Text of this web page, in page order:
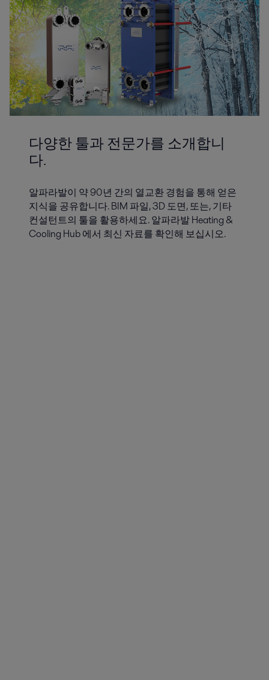
다양한 툴과 전문가를 소개합니
다.
알파라발이 약 90년 간의 열교환 경험을 통해 얻은
지식을 공유합니다. BIM 파일, 3D 도면, 또는, 기타
컨설턴트의 툴을 활용하세요. 알파라발 Heating &
Cooling Hub 에서 최신 자료를 확인해 보십시오.